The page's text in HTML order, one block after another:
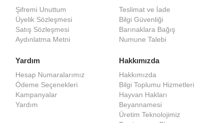
Şifremi Unuttum
Üyelik Sözleşmesi
Satış Sözleşmesi
Aydınlatma Metni
Teslimat ve İade
Bilgi Güvenliği
Barınaklara Bağış
Numune Talebi
Yardım
Hesap Numaralarımız
Ödeme Seçenekleri
Kampanyalar
Yardım
Hakkımızda
Hakkımızda
Bilgi Toplumu Hizmetleri
Hayvan Hakları
Beyannamesi
Üretim Teknolojimiz